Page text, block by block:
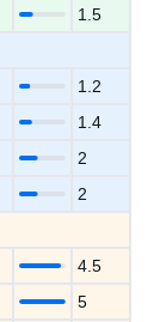
1.5
1.2
1.4
2
2
4.5
5